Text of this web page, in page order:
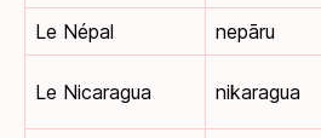
Le Népal
nepāru
Le Nicaragua nikaragua